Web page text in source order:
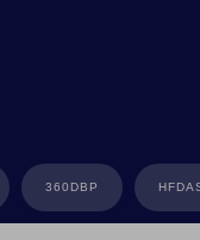
360DBP